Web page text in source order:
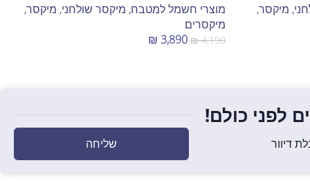
, מיקסר,
מוצרי חשמל למטבח, מיקסר שולחני, מיקסר,
מיקסרים
₪4,190
₪ 3,890
לפני כולם!
דיוור שליחה